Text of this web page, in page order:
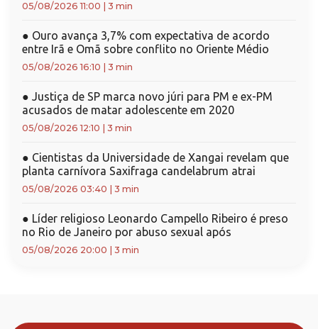
05/08/2026 11:00 3 min
● Ouro avança 3,7% com expectativa de acordo
entre Irã e Omã sobre conflito no Oriente Médio
05/08/2026 16:10 3 min
● Justiça de SP marca novo júri para PM e ex-PM
acusados de matar adolescente em 2020
05/08/2026 12:10 3 min
● Cientistas da Universidade de Xangai revelam que
planta carnívora Saxifraga candelabrum atrai
05/08/2026 03:40 3 min
● Líder religioso Leonardo Campello Ribeiro é preso
no Rio de Janeiro por abuso sexual após
05/08/2026 20:00 3 min